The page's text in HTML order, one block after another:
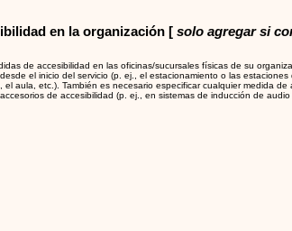
en la organización [solo agregar si
de accesibilidad en las oficinas/sucursales físicas de su
el inicio del servicio (p. ej., el estacionamiento o las
el aula, etc.). También es necesario especificar cualquier medida
de accesibilidad (p. ej., en sistemas de inducción de